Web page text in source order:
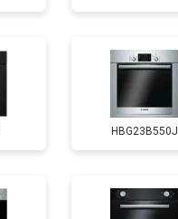
HBG23B550J